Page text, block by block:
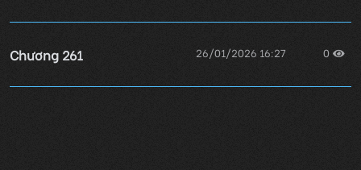
Chương 261 26/01/2026 16:27 0